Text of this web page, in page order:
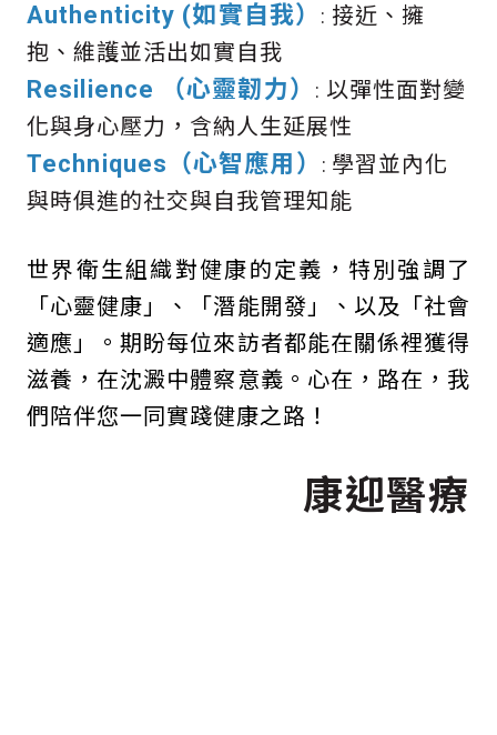
Authenticity (如實自我） : 接近、擁
抱、維護並活出如實自我
Resilience （心靈韌力 ） : 以彈性面對變
化與身心壓力，含納人生延展性
Techniques （心智應用） : 學習並內化
與時俱進的社交與自我管理知能
世界衛生組織對健康的定義，特別強調了
「心靈健康」、「潛能開發」、以及「社會
適應」。期盼每位來訪者都能在關係裡獲得
滋養，在沈澱中體察意義。心在，路在，我
們陪伴您一同實踐健康之路！
康迎醫療